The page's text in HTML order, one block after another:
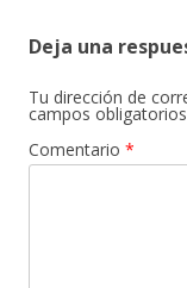
Deja una
Tu dirección de
campos
Comentario *